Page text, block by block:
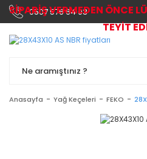
0507 576 64 03
Anasayfa Yağ Keçeleri FEKO
SİPARİŞ VERMEDEN ÖNCE
TEYİT